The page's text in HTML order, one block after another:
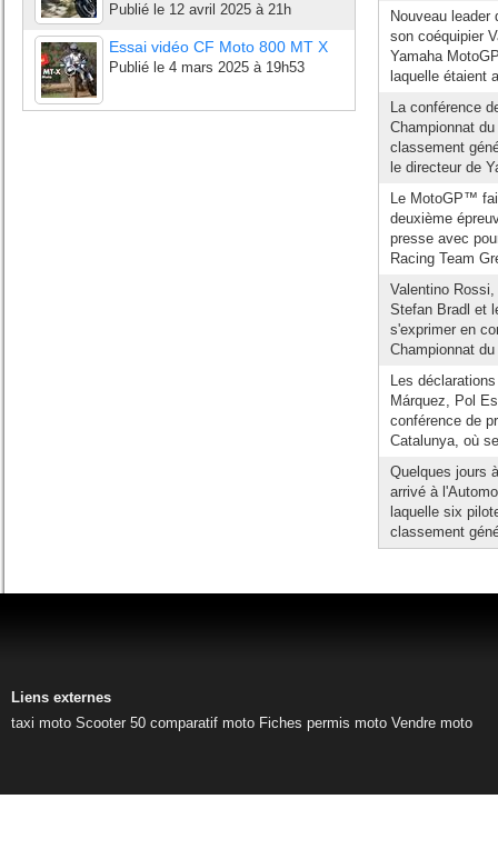
Publié le 12 avril 2025 à 21h
Essai vidéo CF Moto 800 MT X
Publié le 4 mars 2025 à 19h53
Nouveau
son coéquipier
Yamaha
laquelle étaient
La conférence
Championnat
classement
le directeur de
Le MotoGP™
deuxième
presse avec
Racing Team
Valentino
Stefan Bradl et
s'exprimer en
Championnat
Les
Márquez, Pol
conférence de
Catalunya, où
Quelques jours
arrivé à
laquelle six
classement
Liens externes
taxi moto Scooter 50 comparatif moto Fiches permis moto Vendre moto